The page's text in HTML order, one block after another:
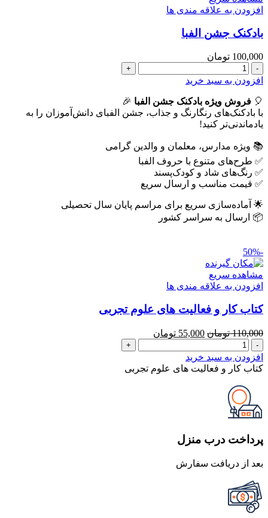
افزودن به علاقه مندی ها
بادکنک جشن الفبا
100,000 تومان
بادکنک
جشن
عدد
افزودن به سبد خرید
🎈 فروش ویژه بادکنک جشن الفبا 🎉
با بادکنک‌های رنگارنگ و جذاب، جشن الفبای دانش‌آموزان را به
یادماندنی‌تر کنید!
📚 ویژه مدارس، معلمان و والدین گرامی
✅ طرح‌های متنوع با حروف الفبا
✅ رنگ‌های شاد و کودک‌پسند
✅ قیمت مناسب و ارسال سریع
🌟 آماده‌سازی سریع برای مراسم پایان سال تحصیلی
📦 ارسال به سراسر کشور
-50%
مشاهده سریع
افزودن به علاقه مندی ها
کتاب کار و فعالیت های علوم تجربی
110,000 تومان قیمت
بود.
55,000 تومان
فعلی
است.
کتاب
کار
و
های
علوم
تجربی
افزودن به سبد خرید
کتاب کار و فعالیت های علوم تجربی
پرداخت درب منزل
بعد از دریافت سفارش